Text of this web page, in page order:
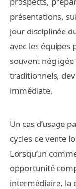
présentations,
jour disciplinée
avec les équipes
souvent
traditionnels,
immédiate.
Un cas d’usage
cycles de vente
Lorsqu’un
opportunité
intermédiaire, la